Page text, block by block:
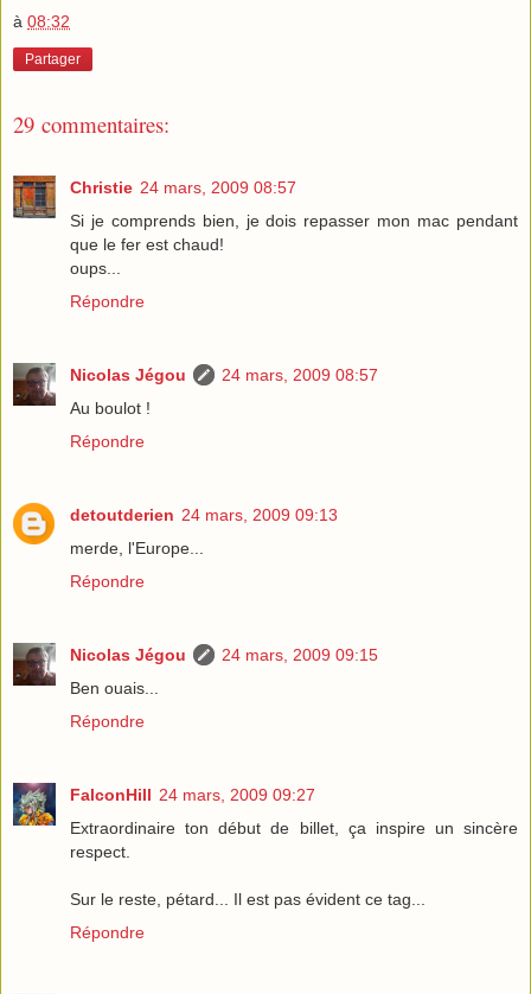
à 08:32
Partager
29 commentaires:
Christie 24 mars, 2009 08:57
Si je comprends bien, je dois repasser mon mac pendant
que le fer est chaud!
oups...
Répondre
Nicolas Jégou
24 mars, 2009 08:57
Au boulot !
Répondre
detoutderien 24 mars, 2009 09:13
merde, l'Europe...
Répondre
Nicolas Jégou
24 mars, 2009 09:15
Ben ouais...
Répondre
FalconHill 24 mars, 2009 09:27
Extraordinaire ton début de billet, ça inspire un sincère
respect.
Sur le reste, pétard... Il est pas évident ce tag...
Répondre